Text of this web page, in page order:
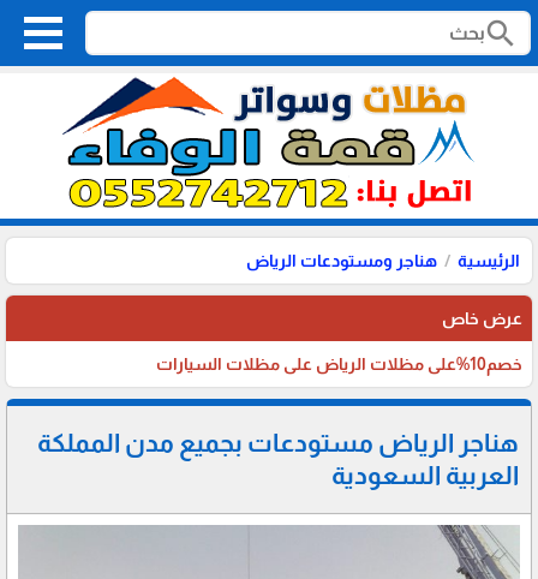
search
الرئيسية هناجر ومستودعات الرياض
عرض خاص
خصم10%على مظلات الرياض على مظلات السيارات
هناجر الرياض مستودعات بجميع مدن المملكة
العربية السعودية